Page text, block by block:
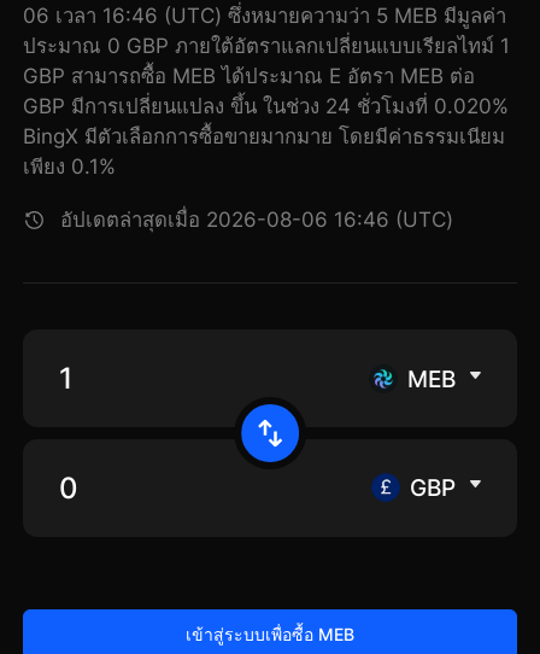
06 เวลา 16:46 (UTC) ซึ่งหมายความว่า 5 MEB มีมูลค่า
ประมาณ 0 GBP ภายใต้อัตราแลกเปลี่ยนแบบเรียลไทม์ 1
GBP สามารถซื้อ MEB ได้ประมาณ E อัตรา MEB ต่อ
GBP มีการเปลี่ยนแปลง ขึ้น ในช่วง 24 ชั่วโมงที่ 0.020%
BingX มีตัวเลือกการซื้อขายมากมาย โดยมีค่าธรรมเนียม
เพียง 0.1%
อัปเดตล่าสุดเมื่อ 2026-08-06 16:46 (UTC)
MEB
GBP
เข้าสู่ระบบเพื่อซื้อ MEB